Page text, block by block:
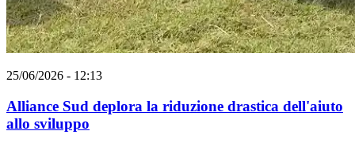
25/06/2026 - 12:13
Alliance Sud deplora la riduzione drastica dell'aiuto
allo sviluppo